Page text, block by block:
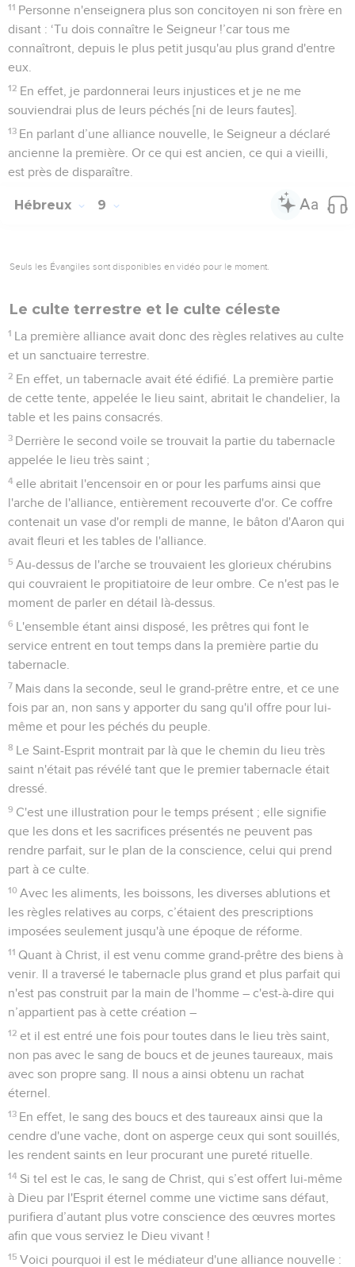
11 Personne n'enseignera plus son concitoyen ni son frère en
disant : ‘Tu dois connaître le Seigneur !’car tous me
connaîtront, depuis le plus petit jusqu'au plus grand d'entre
eux.
12 En effet, je pardonnerai leurs injustices et je ne me
souviendrai plus de leurs péchés [ni de leurs fautes].
13 En parlant d’une alliance nouvelle, le Seigneur a déclaré
ancienne la première. Or ce qui est ancien, ce qui a vieilli,
est près de disparaître.
Hébreux 9
Seuls les Évangiles sont disponibles en vidéo pour le moment.
Le culte terrestre et le culte céleste
1 La première alliance avait donc des règles relatives au culte
et un sanctuaire terrestre.
2 En effet, un tabernacle avait été édifié. La première partie
de cette tente, appelée le lieu saint, abritait le chandelier, la
table et les pains consacrés.
3 Derrière le second voile se trouvait la partie du tabernacle
appelée le lieu très saint ;
4 elle abritait l'encensoir en or pour les parfums ainsi que
l'arche de l'alliance, entièrement recouverte d'or. Ce coffre
contenait un vase d'or rempli de manne, le bâton d'Aaron qui
avait fleuri et les tables de l'alliance.
5 Au-dessus de l'arche se trouvaient les glorieux chérubins
qui couvraient le propitiatoire de leur ombre. Ce n'est pas le
moment de parler en détail là-dessus.
6 L'ensemble étant ainsi disposé, les prêtres qui font le
service entrent en tout temps dans la première partie du
tabernacle.
7 Mais dans la seconde, seul le grand-prêtre entre, et ce une
fois par an, non sans y apporter du sang qu'il offre pour lui-
même et pour les péchés du peuple.
8 Le Saint-Esprit montrait par là que le chemin du lieu très
saint n'était pas révélé tant que le premier tabernacle était
dressé.
9 C'est une illustration pour le temps présent ; elle signifie
que les dons et les sacrifices présentés ne peuvent pas
rendre parfait, sur le plan de la conscience, celui qui prend
part à ce culte.
10 Avec les aliments, les boissons, les diverses ablutions et
les règles relatives au corps, c’étaient des prescriptions
imposées seulement jusqu'à une époque de réforme.
11 Quant à Christ, il est venu comme grand-prêtre des biens à
venir. Il a traversé le tabernacle plus grand et plus parfait qui
n'est pas construit par la main de l'homme – c'est-à-dire qui
n’appartient pas à cette création –
12 et il est entré une fois pour toutes dans le lieu très saint,
non pas avec le sang de boucs et de jeunes taureaux, mais
avec son propre sang. Il nous a ainsi obtenu un rachat
éternel.
13 En effet, le sang des boucs et des taureaux ainsi que la
cendre d'une vache, dont on asperge ceux qui sont souillés,
les rendent saints en leur procurant une pureté rituelle.
14 Si tel est le cas, le sang de Christ, qui s’est offert lui-même
à Dieu par l'Esprit éternel comme une victime sans défaut,
purifiera d’autant plus votre conscience des œuvres mortes
afin que vous serviez le Dieu vivant !
15 Voici pourquoi il est le médiateur d'une alliance nouvelle :